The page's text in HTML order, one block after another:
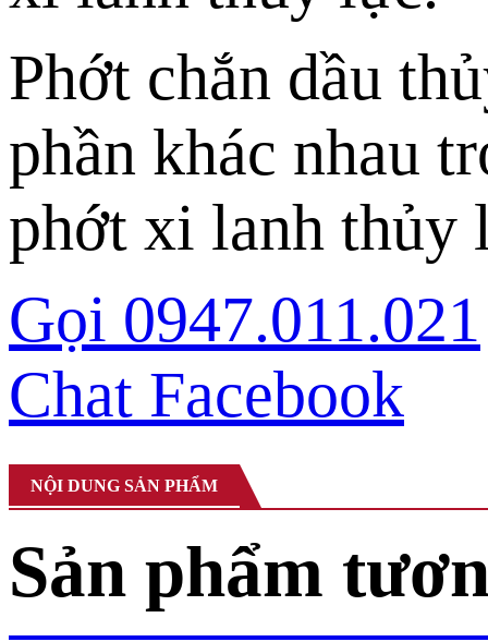
Phớt chắn dầu
phần khác nhau
phớt xi lanh thủy
Gọi 0947.011.021
Chat Facebook
NỘI DUNG SẢN PHẨM
Sản phẩm